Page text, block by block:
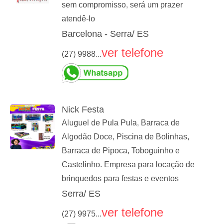
sem compromisso, será um prazer
atendê-lo
Barcelona - Serra/ ES
(27) 9988...ver telefone
Nick Festa
Aluguel de Pula Pula, Barraca de
Algodão Doce, Piscina de Bolinhas,
Barraca de Pipoca, Toboguinho e
Castelinho. Empresa para locação de
brinquedos para festas e eventos
Serra/ ES
(27) 9975...ver telefone